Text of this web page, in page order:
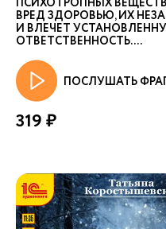
ПСИХОТРОПНЫХ
ВРЕД ЗДОРОВЬЮ, ИХ
И ВЛЕЧЕТ
ОТВЕТСТВЕННОСТЬ. ...
ПОСЛУШАТЬ
319 ₽